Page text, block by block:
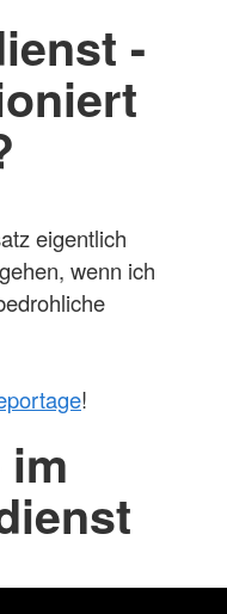
-
eigentlich
wenn ich
!
im